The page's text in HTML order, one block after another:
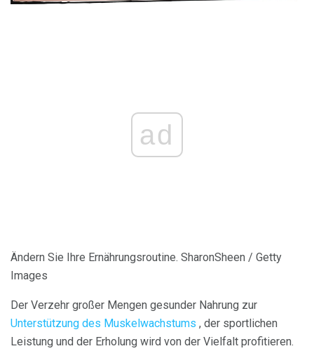
ad
Ändern Sie Ihre Ernährungsroutine. SharonSheen / Getty
Images
Der Verzehr großer Mengen gesunder Nahrung zur
Unterstützung des Muskelwachstums , der sportlichen
Leistung und der Erholung wird von der Vielfalt profitieren.